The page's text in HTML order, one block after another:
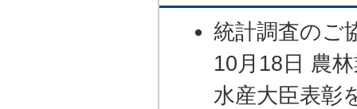
統計調査のご
10月18日 農
水産大臣表彰